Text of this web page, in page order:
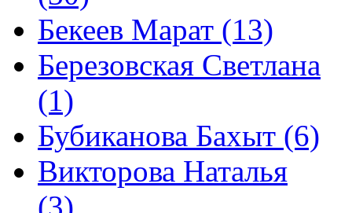
Бекеев Марат (13)
Березовская Светлана
(1)
Бубиканова Бахыт (6)
Викторова Наталья